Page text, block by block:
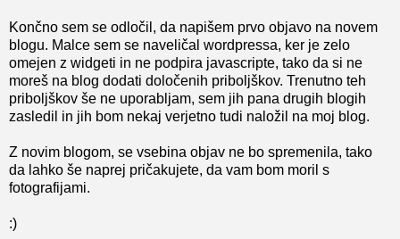
Končno sem se odločil, da napišem prvo objavo na novem
blogu. Malce sem se naveličal wordpressa, ker je zelo
omejen z widgeti in ne podpira javascripte, tako da si ne
moreš na blog dodati določenih priboljškov. Trenutno teh
priboljškov še ne uporabljam, sem jih pana drugih blogih
zasledil in jih bom nekaj verjetno tudi naložil na moj blog.
Z novim blogom, se vsebina objav ne bo spremenila, tako
da lahko še naprej pričakujete, da vam bom moril s
fotografijami.
:)